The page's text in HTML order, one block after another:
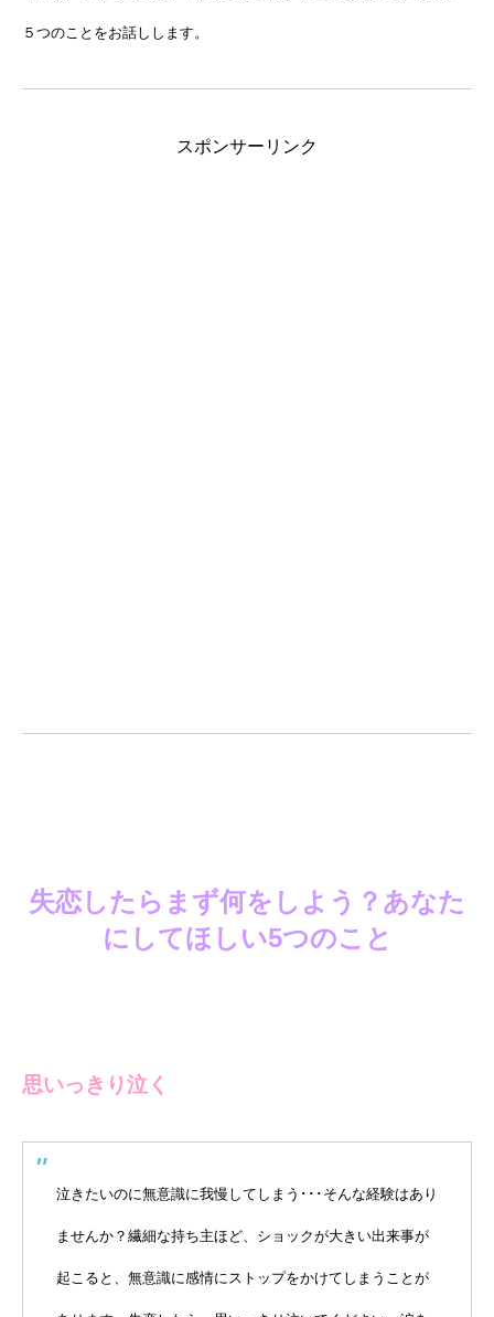
５つのことをお話しします。
スポンサーリンク
失恋したらまず何をしよう？あなた
にしてほしい5つのこと
思いっきり泣く
泣きたいのに無意識に我慢してしまう･･･そんな経験はあり
ませんか？繊細な持ち主ほど、ショックが大きい出来事が
起こると、無意識に感情にストップをかけてしまうことが